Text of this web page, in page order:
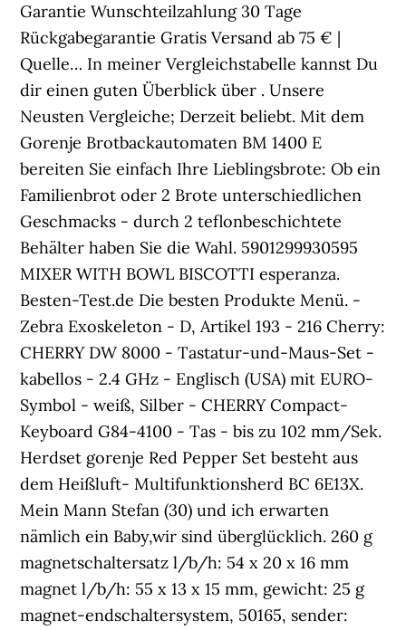
Garantie Wunschteilzahlung 30 Tage
Rückgabegarantie Gratis Versand ab 75 € |
Quelle… In meiner Vergleichstabelle kannst Du
dir einen guten Überblick über . Unsere
Neusten Vergleiche; Derzeit beliebt. Mit dem
Gorenje Brotbackautomaten BM 1400 E
bereiten Sie einfach Ihre Lieblingsbrote: Ob ein
Familienbrot oder 2 Brote unterschiedlichen
Geschmacks - durch 2 teflonbeschichtete
Behälter haben Sie die Wahl. 5901299930595
MIXER WITH BOWL BISCOTTI esperanza.
Besten-Test.de Die besten Produkte Menü. -
Zebra Exoskeleton - D, Artikel 193 - 216 Cherry:
CHERRY DW 8000 - Tastatur-und-Maus-Set -
kabellos - 2.4 GHz - Englisch (USA) mit EURO-
Symbol - weiß, Silber - CHERRY Compact-
Keyboard G84-4100 - Tas - bis zu 102 mm/Sek.
Herdset gorenje Red Pepper Set besteht aus
dem Heißluft- Multifunktionsherd BC 6E13X.
Mein Mann Stefan (30) und ich erwarten
nämlich ein Baby,wir sind überglücklich. 260 g
magnetschaltersatz l/b/h: 54 x 20 x 16 mm
magnet l/b/h: 55 x 13 x 15 mm, gewicht: 25 g
magnet-endschaltersystem, 50165, sender: